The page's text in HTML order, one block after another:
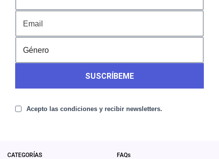
SUSCRÍBEME
Acepto las condiciones y recibir newsletters.
CATEGORÍAS FAQs